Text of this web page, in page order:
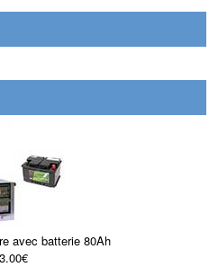
avec batterie 80Ah